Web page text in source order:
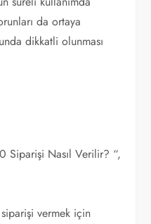
da ortaya
dikkatli olunması
Siparişi Nasıl Verilir? “,
vermek için